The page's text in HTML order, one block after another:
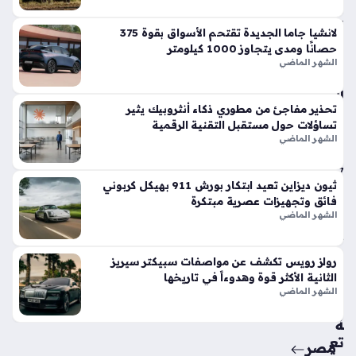
الأ
وا
الح
الي
ة
7
أيام
حق
ق
من
ة
تع
لانشيا جاما الجديدة تقتحم الأسواق بقوة 375
حصانًا ومدى يتجاوز 1000 كيلومتر
الشهر الماضي
تحذير مفاجئ من مطوري ذكاء أنثروبيك يثير
تساؤلات حول مستقبل التقنية الرقمية
الشهر الماضي
ثيون ديزاين تعيد ابتكار بورش 911 بهيكل كربوني
فائق وتجهيزات عصرية مبتكرة
الشهر الماضي
رولز رويس تكشف عن مواصفات سبيكتر سيريز
الثانية الأكثر قوة وهدوءاً في تاريخها
الشهر الماضي
مصر